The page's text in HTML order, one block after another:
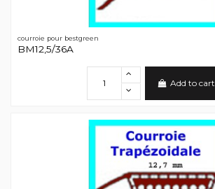
courroie pour bestgreen
BM12,5/36A
Add to cart